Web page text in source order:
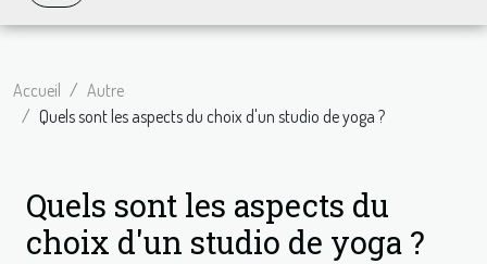
Accueil
Autre
Quels sont les aspects du choix d'un studio de yoga ?
Quels sont les aspects du
choix d'un studio de yoga ?